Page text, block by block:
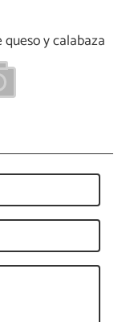
y calabaza